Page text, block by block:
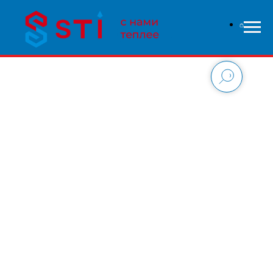
В связи с высокой нагрузкой на сайт - заказы
обрабатываются дольше чем обычно, приносим свои
извинения и надеемся на понимание с вашей стороны.